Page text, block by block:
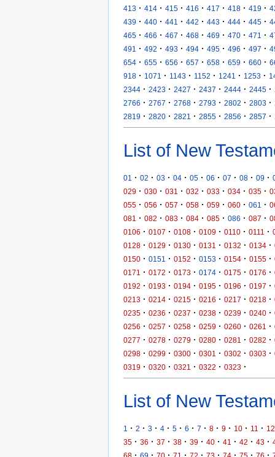
413 · 414 · 415 · 416 · 417 · 418 · 419 ·
439 · 440 · 441 · 442 · 443 · 444 · 445 ·
465 · 466 · 467 · 468 · 469 · 470 · 471 ·
491
· 492 · 493 · 494 · 495 · 496 · 497 ·
654 · 655 · 656 · 657 · 658 · 659 · 660 ·
918 · 1071 · 1143 · 1152 · 1241 · 1253 ·
2344 · 2423 · 2427 · 2437 · 2444 · 2445 ·
2766 · 2767 · 2768 · 2793 · 2802 · 2803 ·
2819 · 2820 · 2821 · 2855 · 2856 · 2857 ·
List of New
01 · 02 · 03 · 04 · 05 · 06 · 07 · 08 · 09 ·
029 · 030 · 031 · 032 · 033 · 034 · 035 ·
055 · 056 · 057 · 058 · 059 · 060 · 061 ·
081
· 082 · 083 · 084 · 085 · 086 · 087 ·
0106 · 0107 · 0108 · 0109 · 0110 · 0111 ·
0128 · 0129 · 0130 · 0131 · 0132 · 0134 ·
0150 · 0151 · 0152 · 0153 · 0154 · 0155 ·
0171
· 0172 · 0173 · 0174 · 0175 · 0176 ·
0192 · 0193 · 0194 · 0195 · 0196 · 0197 ·
0213 · 0214 · 0215 · 0216 · 0217 · 0218 ·
0235 · 0236 · 0237 · 0238 · 0239 · 0240 ·
0256 · 0257 · 0258 · 0259 · 0260 · 0261 ·
0277 · 0278 · 0279 · 0280 · 0281 · 0282 ·
0298 · 0299 · 0300 · 0301 · 0302 · 0303 ·
0319 · 0320 · 0321 · 0322 · 0323 ·
List of New
1 · 2 · 3 · 4 · 5 · 6 · 7 · 8 · 9 · 10 · 11 · 12
35 · 36 · 37 · 38 · 39 · 40 · 41 · 42 · 43 ·
68 · 69 · 70 · 71 · 72 · 73 · 74 · 75 · 76 ·